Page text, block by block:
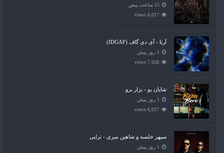
15 ساعت پیش
6,017 views
آرتا - آی دی گاف (IDGAF)
1 روز پیش
7,658 views
شایان یو - بزار برو
1 روز پیش
6,017 views
سپهر خلسه و شاهین میری - تراپی
1 روز پیش